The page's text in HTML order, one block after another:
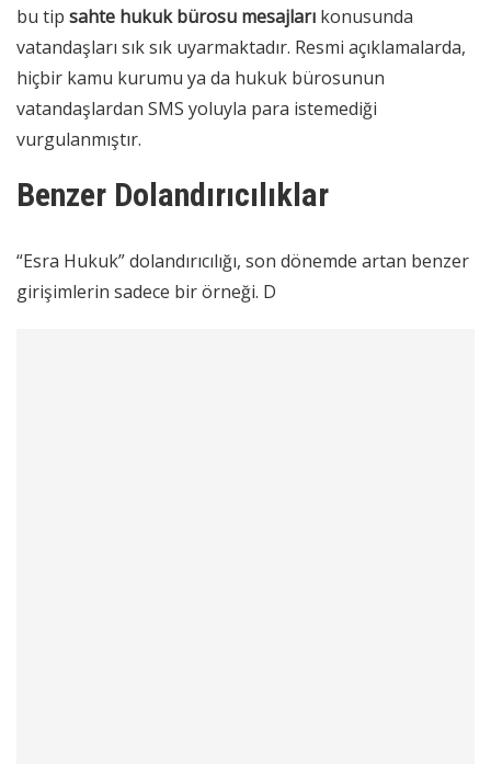
bu tip sahte hukuk bürosu mesajları konusunda
vatandaşları sık sık uyarmaktadır. Resmi açıklamalarda,
hiçbir kamu kurumu ya da hukuk bürosunun
vatandaşlardan SMS yoluyla para istemediği
vurgulanmıştır.
Benzer Dolandırıcılıklar
“Esra Hukuk” dolandırıcılığı, son dönemde artan benzer
girişimlerin sadece bir örneği. D